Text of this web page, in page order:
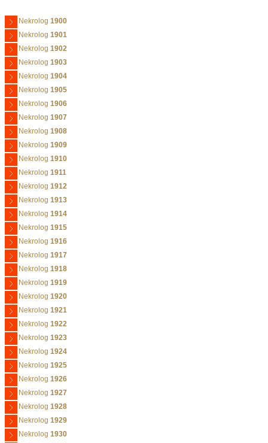
Nekrolog 1900
Nekrolog 1901
Nekrolog 1902
Nekrolog 1903
Nekrolog 1904
Nekrolog 1905
Nekrolog 1906
Nekrolog 1907
Nekrolog 1908
Nekrolog 1909
Nekrolog 1910
Nekrolog 1911
Nekrolog 1912
Nekrolog 1913
Nekrolog 1914
Nekrolog 1915
Nekrolog 1916
Nekrolog 1917
Nekrolog 1918
Nekrolog 1919
Nekrolog 1920
Nekrolog 1921
Nekrolog 1922
Nekrolog 1923
Nekrolog 1924
Nekrolog 1925
Nekrolog 1926
Nekrolog 1927
Nekrolog 1928
Nekrolog 1929
Nekrolog 1930